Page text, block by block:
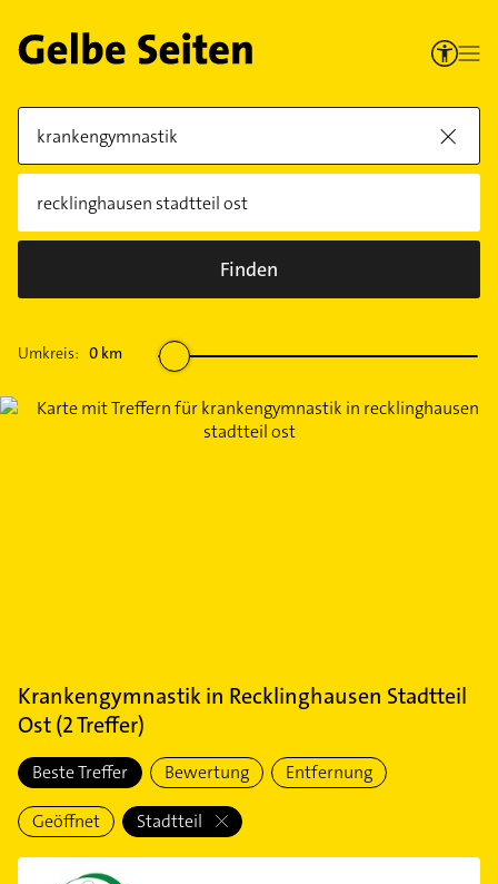
Finden
Umkreis: 0 km
Krankengymnastikin Recklinghausen Stadtteil
Ost(2Treffer)
Beste Treffer Bewertung Entfernung
Geöffnet Stadtteil